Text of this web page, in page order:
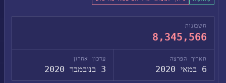
חשבונות
8,345,566
תאריך הפרצה עדכון אחרון